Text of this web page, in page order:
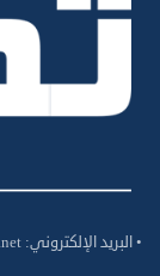
• البريد الإلكتروني: